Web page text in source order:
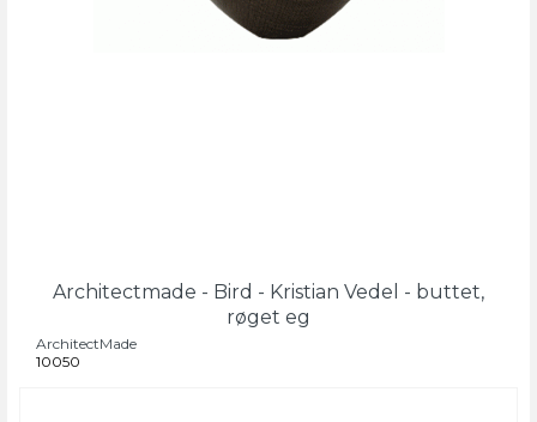
Architectmade - Bird - Kristian Vedel - buttet,
røget eg
ArchitectMade
10050